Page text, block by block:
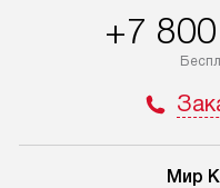
+7
Мир